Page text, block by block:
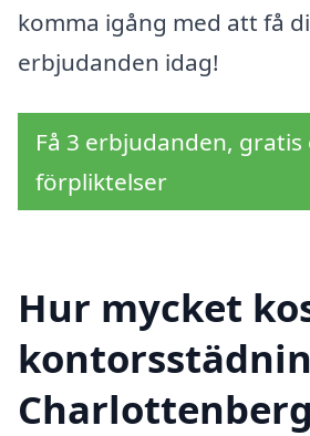
komma igång med att få
erbjudanden idag!
Få 3 erbjudanden,
förpliktelser
Hur mycket